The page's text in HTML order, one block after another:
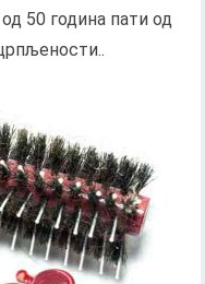
50 година пати од